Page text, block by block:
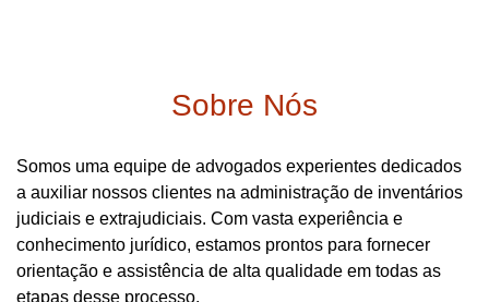
Sobre Nós
Somos uma equipe de advogados experientes dedicados
a auxiliar nossos clientes na administração de inventários
judiciais e extrajudiciais. Com vasta experiência e
conhecimento jurídico, estamos prontos para fornecer
orientação e assistência de alta qualidade em todas as
etapas desse processo.